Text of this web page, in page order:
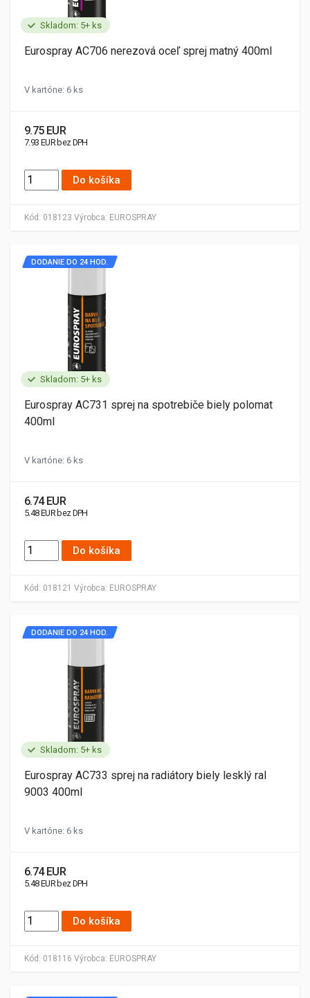
Skladom: 5+ ks
Kód: 018123 Výrobca: EUROSPRAY
Eurospray AC706 nerezová oceľ sprej matný 400ml
V kartóne: 6 ks
9.75 EUR
7.93 EUR bez DPH
Do košíka
Skladom: 5+ ks
Kód: 018121 Výrobca: EUROSPRAY
DODANIE DO 24 HOD.
Eurospray AC731 sprej na spotrebiče biely polomat
400ml
V kartóne: 6 ks
6.74 EUR
5.48 EUR bez DPH
Do košíka
Skladom: 5+ ks
Kód: 018116 Výrobca: EUROSPRAY
DODANIE DO 24 HOD.
Eurospray AC733 sprej na radiátory biely lesklý ral
9003 400ml
V kartóne: 6 ks
6.74 EUR
5.48 EUR bez DPH
Do košíka